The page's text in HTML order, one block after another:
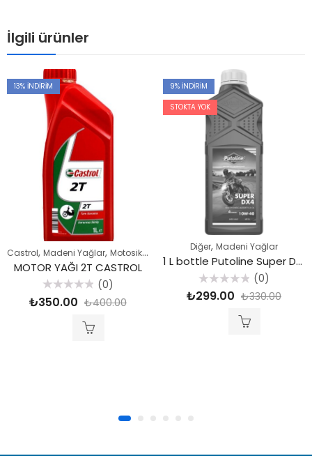
İlgili ürünler
13% İNDIRIM
Castrol, Madeni Yağlar, Motosiklet Yağları
MOTOR YAĞI 2T CASTROL
5
üzerinden
(0)
₺350.00 ₺400.00
9% İNDIRIM
STOKTA YOK
Diğer, Madeni Yağlar
1 L bottle Putoline Super DX4 10W-40
5
üzerinden
(0)
₺299.00 ₺330.00